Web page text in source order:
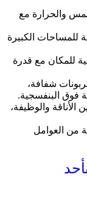
والحرارة مع
للمساحات الكبيرة
للمكان مع قدرة
شفافة،
فوق البنفسجية.
والوظيفة،
من العوامل